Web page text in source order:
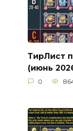
ТирЛист
(июнь
0